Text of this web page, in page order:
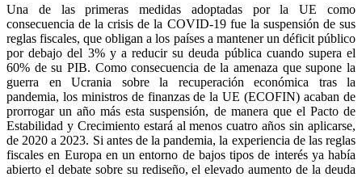
Una de las primeras medidas adoptadas por la UE como
consecuencia de la crisis de la COVID-19 fue la suspensión de sus
reglas fiscales, que obligan a los países a mantener un déficit público
por debajo del 3% y a reducir su deuda pública cuando supera el
60% de su PIB. Como consecuencia de la amenaza que supone la
guerra en Ucrania sobre la recuperación económica tras la
pandemia, los ministros de finanzas de la UE (ECOFIN) acaban de
prorrogar un año más esta suspensión, de manera que el Pacto de
Estabilidad y Crecimiento estará al menos cuatro años sin aplicarse,
de 2020 a 2023. Si antes de la pandemia, la experiencia de las reglas
fiscales en Europa en un entorno de bajos tipos de interés ya había
abierto el debate sobre su rediseño, el elevado aumento de la deuda